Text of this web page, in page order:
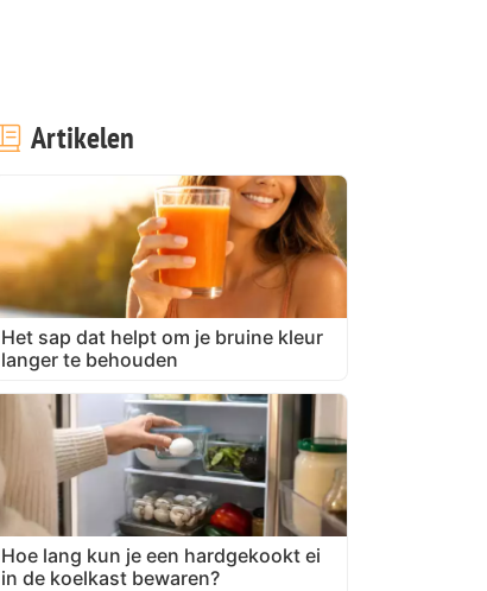
Artikelen
Het sap dat helpt om je bruine kleur
langer te behouden
Hoe lang kun je een hardgekookt ei
in de koelkast bewaren?